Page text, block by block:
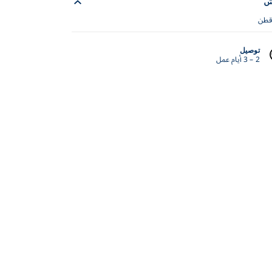
قطن
توصيل
2 – 3 أيام عمل